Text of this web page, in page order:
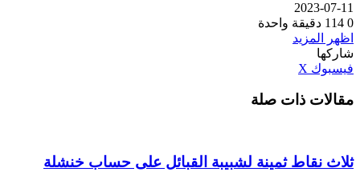
2023-07-11
0
دقيقة واحدة
اظهر المزيد
شاركها
فيسبوك ‫X
البريد
مقالات ذات صلة
ثلاث نقاط ثمينة لشبيبة القبائل على حساب خنشلة